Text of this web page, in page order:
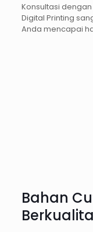
Konsultasi
Digital Printing
Anda mencapai
Bahan